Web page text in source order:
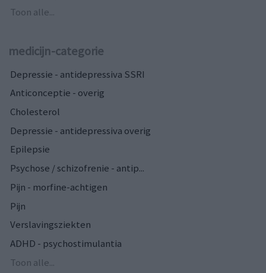
Toon alle...
medicijn-categorie
Depressie - antidepressiva SSRI
Anticonceptie - overig
Cholesterol
Depressie - antidepressiva overig
Epilepsie
Psychose / schizofrenie - antip...
Pijn - morfine-achtigen
Pijn
Verslavingsziekten
ADHD - psychostimulantia
Toon alle...